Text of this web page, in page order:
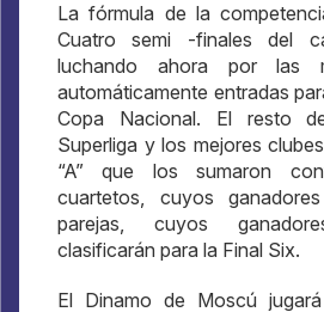
La fórmula de la
Cuatro semi -finales del
luchando ahora por las
automáticamente entradas
Copa Nacional. El resto
Superliga y los mejores
“A” que los sumaron
cuartetos, cuyos
parejas, cuyos
clasificarán para la Final Six.
El Dinamo de Moscú